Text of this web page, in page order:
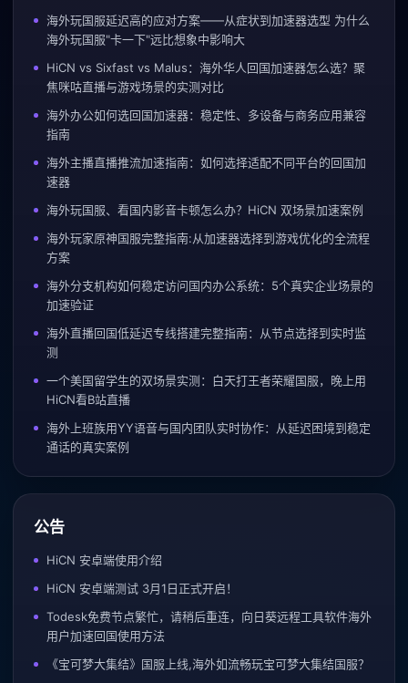
海外玩国服延迟高的应对方案——从症状到加速器选型 为什么
海外玩国服"卡一下"远比想象中影响大
HiCN vs Sixfast vs Malus：海外华人回国加速器怎么选？聚
焦咪咕直播与游戏场景的实测对比
海外办公如何选回国加速器：稳定性、多设备与商务应用兼容
指南
海外主播直播推流加速指南：如何选择适配不同平台的回国加
速器
海外玩国服、看国内影音卡顿怎么办？HiCN 双场景加速案例
海外玩家原神国服完整指南:从加速器选择到游戏优化的全流程
方案
海外分支机构如何稳定访问国内办公系统：5个真实企业场景的
加速验证
海外直播回国低延迟专线搭建完整指南：从节点选择到实时监
测
一个美国留学生的双场景实测：白天打王者荣耀国服，晚上用
HiCN看B站直播
海外上班族用YY语音与国内团队实时协作：从延迟困境到稳定
通话的真实案例
公告
HiCN 安卓端使用介绍
HiCN 安卓端测试 3月1日正式开启！
Todesk免费节点繁忙，请稍后重连，向日葵远程工具软件海外
用户加速回国使用方法
《宝可梦大集结》国服上线,海外如流畅玩宝可梦大集结国服？